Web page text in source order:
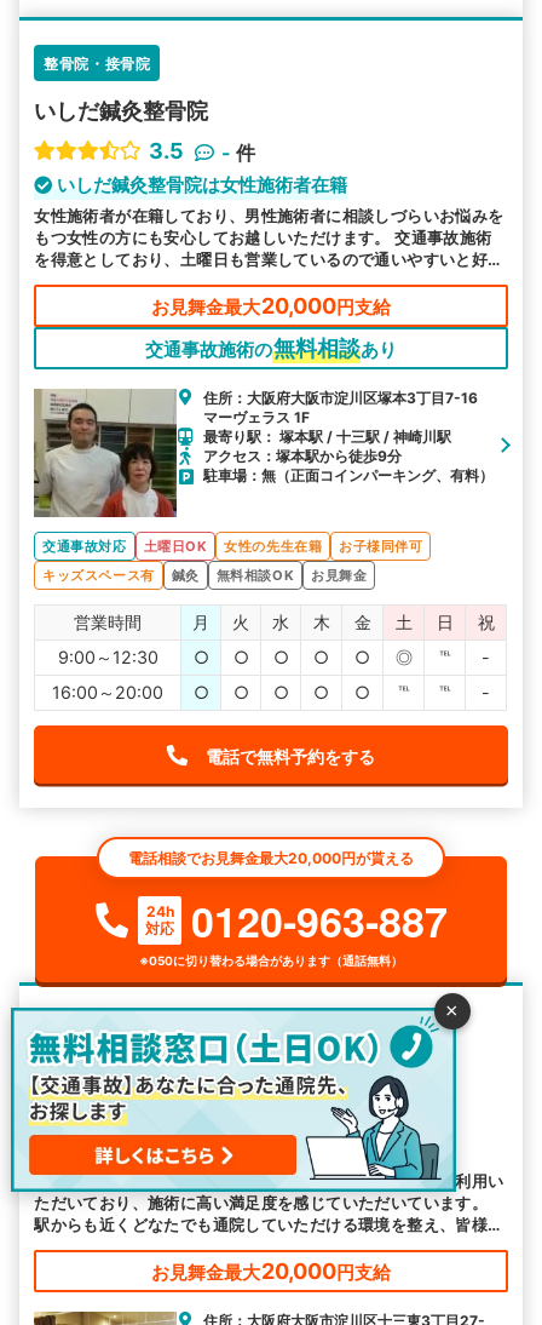
整骨院・接骨院
いしだ鍼灸整骨院
3.5
- 件
いしだ鍼灸整骨院は女性施術者在籍
女性施術者が在籍しており、男性施術者に相談しづらいお悩みを
もつ女性の方にも安心してお越しいただけます。 交通事故施術
を得意としており、土曜日も営業しているので通いやすいと好評
です。
お見舞金最大20,000円支給
交通事故施術の無料相談あり
住所：大阪府大阪市淀川区塚本3丁目7-16
マーヴェラス 1F
最寄り駅： 塚本駅 / 十三駅 / 神崎川駅
アクセス：塚本駅から徒歩9分
駐車場：無（正面コインパーキング、有料）
交通事故対応 土曜日OK 女性の先生在籍
お子様同伴可
キッズスペース有
鍼灸 無料相談OK お見舞金
営業時間 月 火 水 木 金 土 日
祝
9:00～12:30
○ ○ ○ ○ ○ ◎ ℡
-
16:00～20:00
○ ○ ○ ○ ○ ℡ ℡ -
電話で無料予約をする
電話相談でお見舞金最大20,000円が貰える
24h
対応
0120-963-887
※050に切り替わる場合があります（通話無料）
整骨院・接骨院
なな整骨院
なな整骨院は駅チカで交通事故施術が得意
むちうちの施術が行える当院は交通事故に遭われた方にご利用い
ただいており、施術に高い満足度を感じていただいています。
駅からも近くどなたでも通院していただける環境を整え、皆様の
お越しをお待ちしております。
お見舞金最大20,000円支給
住所：大阪府大阪市淀川区十三東3丁目27-
×